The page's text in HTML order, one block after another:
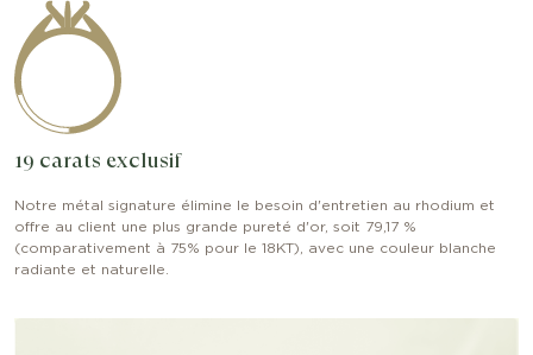
19 carats exclusif
Notre métal signature élimine le besoin d'entretien au rhodium et
offre au client une plus grande pureté d'or, soit 79,17 %
(comparativement à 75% pour le 18KT), avec une couleur blanche
radiante et naturelle.